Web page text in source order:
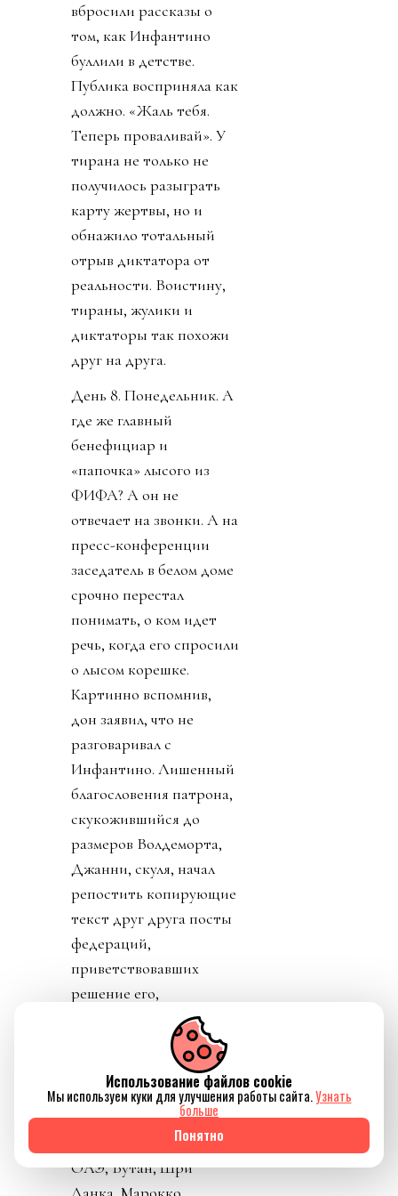
вбросили рассказы о
том, как Инфантино
буллили в детстве.
Публика восприняла как
должно. «Жаль тебя.
Теперь проваливай». У
тирана не только не
получилось разыграть
карту жертвы, но и
обнажило тотальный
отрыв диктатора от
реальности. Воистину,
тираны, жулики и
диктаторы так похожи
друг на друга.
День 8. Понедельник. А
где же главный
бенефициар и
«папочка» лысого из
ФИФА? А он не
отвечает на звонки. А на
пресс-конференции
заседатель в белом доме
срочно перестал
понимать, о ком идет
речь, когда его спросили
о лысом корешке.
Картинно вспомнив,
дон заявил, что не
разговаривал с
Инфантино. Лишенный
благословения патрона,
скукожившийся до
размеров Волдеморта,
Джанни, скуля, начал
репостить копирующие
текст друг друга посты
федераций,
приветствовавших
решение его,
Инфантино, отменить
план прихватизации.
Опять смотрим что
такое «газлайтинг», а
равно и рассматриваем
подборку стран: Катар,
ОАЭ, Бутан, Шри
Использование файлов cookie
Мы используем куки для улучшения работы сайта.Узнать
больше
Понятно